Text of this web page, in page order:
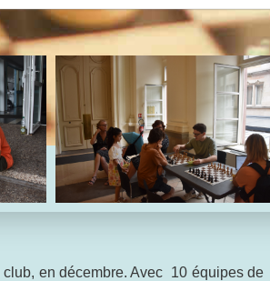
en décembre. Avec 10 équipes de